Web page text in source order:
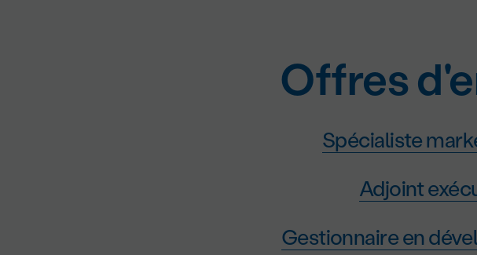
Offres
Spécialiste
Adjoint
Gestionnaire en